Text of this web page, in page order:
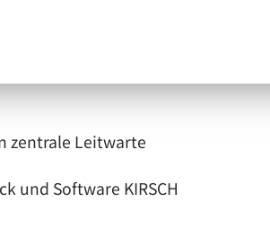
zentrale Leitwarte
und Software KIRSCH